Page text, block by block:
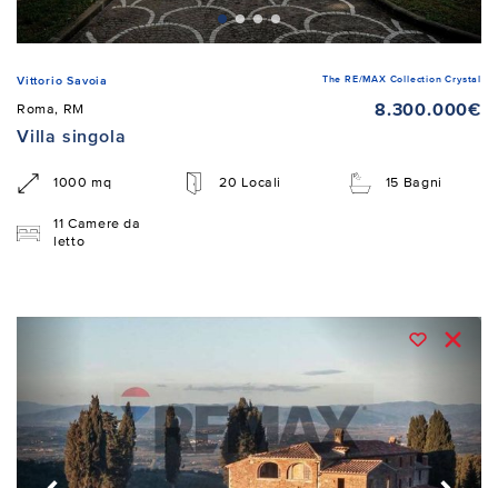
Vittorio Savoia The RE/MAX Collection Crystal
Roma, RM
8.300.000€
Villa singola
1000 mq 20 Locali 15 Bagni
11 Camere da
letto